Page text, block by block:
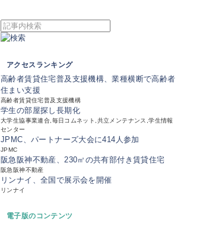
アクセスランキング
高齢者賃貸住宅普及支援機構、業種横断で高齢者
住まい支援
高齢者賃貸住宅普及支援機構
学生の部屋探し長期化
大学生協事業連合,毎日コムネット,共立メンテナンス,学生情報
センター
JPMC、パートナーズ大会に414人参加
JPMC
阪急阪神不動産、230㎡の共有部付き賃貸住宅
阪急阪神不動産
リンナイ、全国で展示会を開催
リンナイ
電子版のコンテンツ